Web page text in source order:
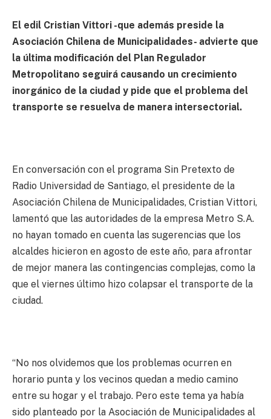
El edil Cristian Vittori -que además preside la
Asociación Chilena de Municipalidades- advierte que
la última modificación del Plan Regulador
Metropolitano seguirá causando un crecimiento
inorgánico de la ciudad y pide que el problema del
transporte se resuelva de manera intersectorial.
En conversación con el programa Sin Pretexto de
Radio Universidad de Santiago, el presidente de la
Asociación Chilena de Municipalidades, Cristian Vittori,
lamentó que las autoridades de la empresa Metro S.A.
no hayan tomado en cuenta las sugerencias que los
alcaldes hicieron en agosto de este año, para afrontar
de mejor manera las contingencias complejas, como la
que el viernes último hizo colapsar el transporte de la
ciudad.
“No nos olvidemos que los problemas ocurren en
horario punta y los vecinos quedan a medio camino
entre su hogar y el trabajo. Pero este tema ya había
sido planteado por la Asociación de Municipalidades al